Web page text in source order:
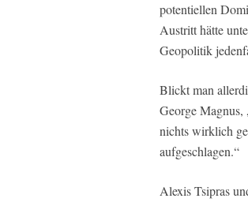
potentiellen
Austritt hätte
Geopolitik
Blickt man
George Magnus,
nichts wirklich
aufgeschlagen.“
Alexis Tsipras